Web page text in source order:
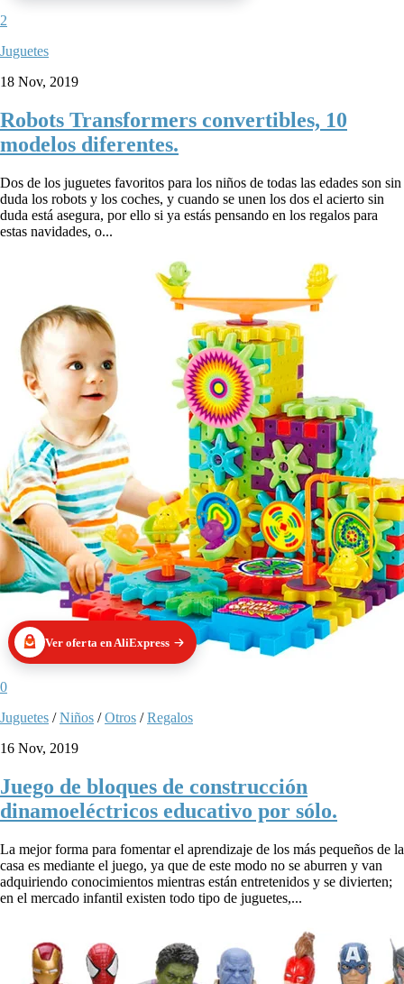
2
Juguetes
18 Nov, 2019
Robots Transformers convertibles, 10
modelos diferentes.
Dos de los juguetes favoritos para los niños de todas las edades son sin
duda los robots y los coches, y cuando se unen los dos el acierto sin
duda está asegura, por ello si ya estás pensando en los regalos para
estas navidades, o...
Ver oferta en AliExpress
0
Juguetes /Niños /Otros /Regalos
16 Nov, 2019
Juego de bloques de construcción
dinamoeléctricos educativo por sólo.
La mejor forma para fomentar el aprendizaje de los más pequeños de la
casa es mediante el juego, ya que de este modo no se aburren y van
adquiriendo conocimientos mientras están entretenidos y se divierten;
en el mercado infantil existen todo tipo de juguetes,...